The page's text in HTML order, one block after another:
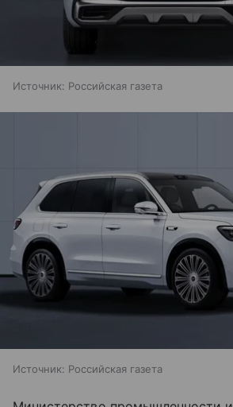
Источник: Российская газета
Источник: Российская газета